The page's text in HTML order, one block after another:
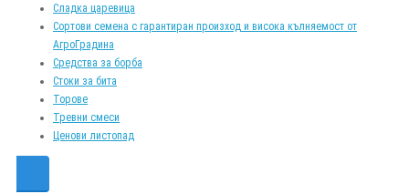
Сладка царевица
Сортови семена с гарантиран произход и висока кълняемост от
АгроГрадина
Средства за борба
Стоки за бита
Торове
Тревни смеси
Ценови листопад